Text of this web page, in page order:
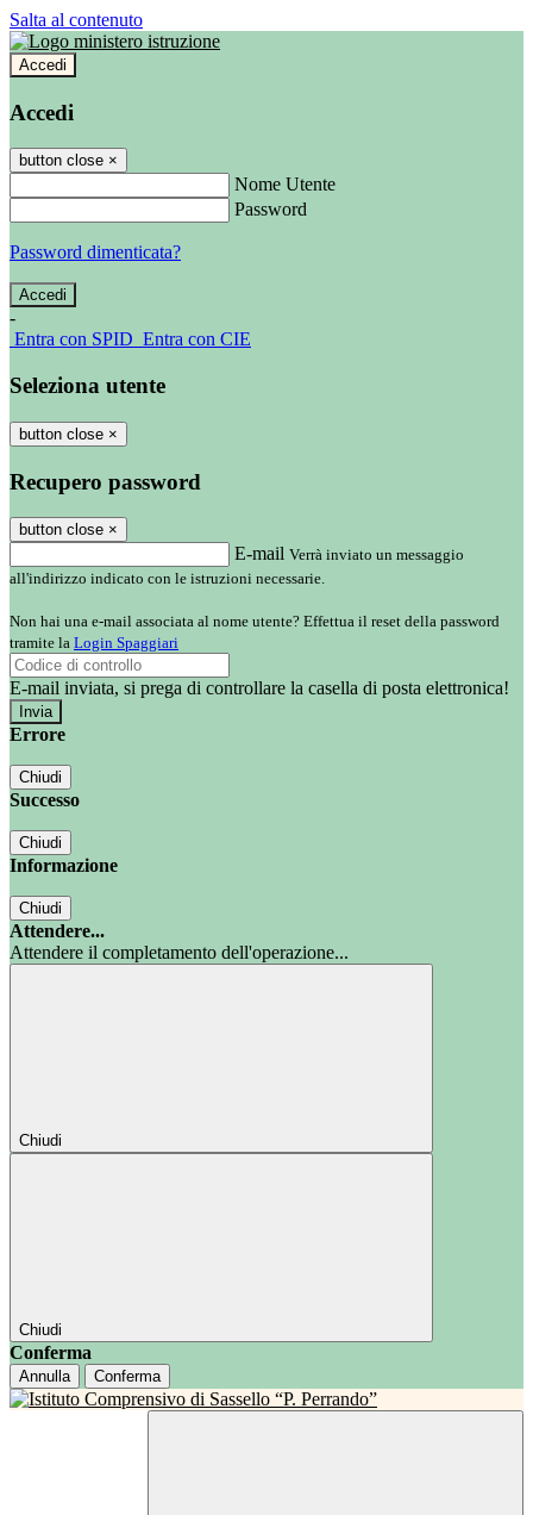
Salta al contenuto
Accedi
Accedi
button close ×
Nome Utente
Password
Password dimenticata?
-
Entra con SPID Entra con CIE
Seleziona utente
button close ×
Recupero password
button close ×
E-mail Verrà inviato un messaggio
all'indirizzo indicato con le istruzioni necessarie.
Non hai una e-mail associata al nome utente? Effettua il reset della password
tramite la Login Spaggiari
E-mail inviata, si prega di controllare la casella di posta elettronica!
Errore
Chiudi
Successo
Chiudi
Informazione
Chiudi
Attendere...
Attendere il completamento dell'operazione...
Chiudi
Chiudi
Conferma
Annulla Conferma